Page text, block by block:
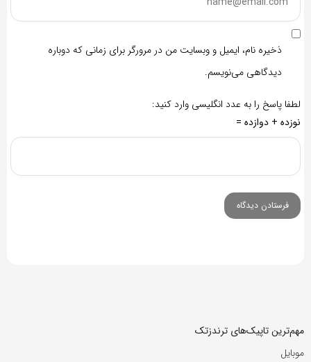
ذخیره نام، ایمیل و وبسایت من در مرورگر برای زمانی که دوباره
دیدگاهی می‌نویسم.
لطفا پاسخ را به عدد انگلیسی وارد کنید:
نوزده + دوازده =
مهم‌ترین تاپیک‌های ترندزتک
موبایل